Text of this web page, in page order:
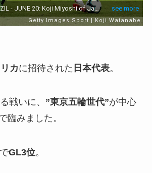
カに招待された 日本代表。
戦いに、 ”東京五輪世代”が中心
臨みました。
GL3位。